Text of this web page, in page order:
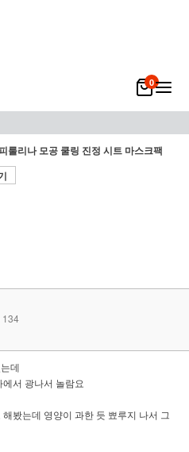
0
룰리나 모공 쿨링 진정 시트 마스크팩
134
데
서 광나서 놀람요
봤는데 영양이 과한 듯 뾰루지 나서 그